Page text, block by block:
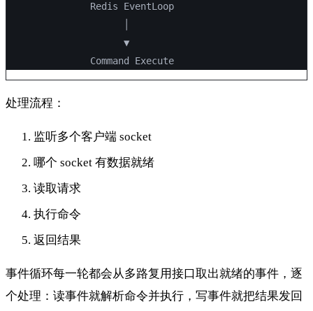
               Redis EventLoop
                     ▼
               Command Execute
处理流程：
监听多个客户端 socket
哪个 socket 有数据就绪
读取请求
执行命令
返回结果
事件循环每一轮都会从多路复用接口取出就绪的事件，逐
个处理：读事件就解析命令并执行，写事件就把结果发回